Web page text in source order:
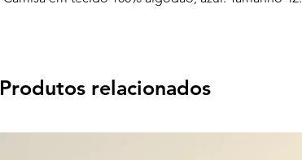
Produtos relacionados